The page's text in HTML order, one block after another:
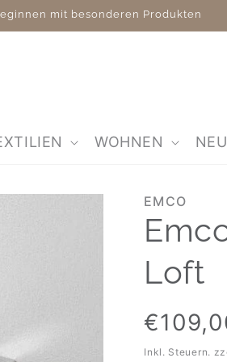
mit besonderen Produkten
WOHNEN NEU
EMCO
Loft
Normaler
Inkl. Steuern.